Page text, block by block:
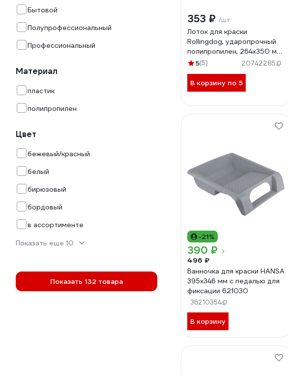
Бытовой
Полупрофессиональный
Профессиональный
Материал
пластик
полипропилен
Цвет
бежевый/красный
белый
бирюзовый
бордовый
в ассортименте
Показать еще 10
Показать 132 товара
353 ₽ /шт
Лоток для краски
Rollingdog, ударопрочный
полипропилен, 264x350 мм,
для валиков 23 см 20001
5(5) 20742285
В корзину по 5
-21%
390 ₽
496 ₽
Ванночка для краски HANSA
395х346 мм с педалью для
фиксации 621030
36210354
В корзину